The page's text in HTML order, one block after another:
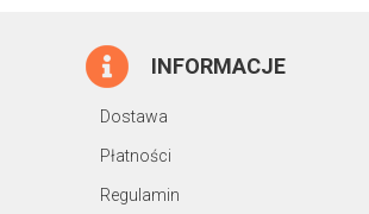
INFORMACJE
Dostawa
Płatności
Regulamin